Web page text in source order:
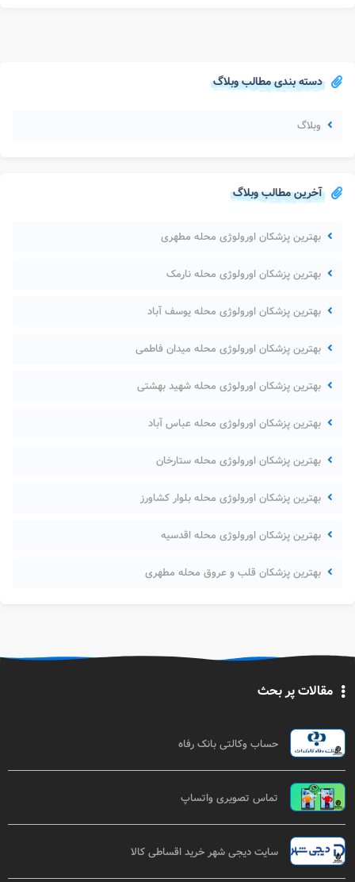
دسته بندی مطالب وبلاگ
وبلاگ
آخرین مطالب وبلاگ
بهترین پزشکان اورولوژی محله مطهری
بهترین پزشکان اورولوژی محله نارمک
بهترین پزشکان اورولوژی محله یوسف آباد
بهترین پزشکان اورولوژی محله میدان فاطمی
بهترین پزشکان اورولوژی محله شهید بهشتی
بهترین پزشکان اورولوژی محله عباس آباد
بهترین پزشکان اورولوژی محله ستارخان
بهترین پزشکان اورولوژی محله بلوار کشاورز
بهترین پزشکان اورولوژی محله اقدسیه
بهترین پزشکان قلب و عروق محله مطهری
مقالات پر بحث
حساب وکالتی بانک رفاه
تماس تصویری واتساپ
سایت دیجی شهر خرید اقساطی کالا